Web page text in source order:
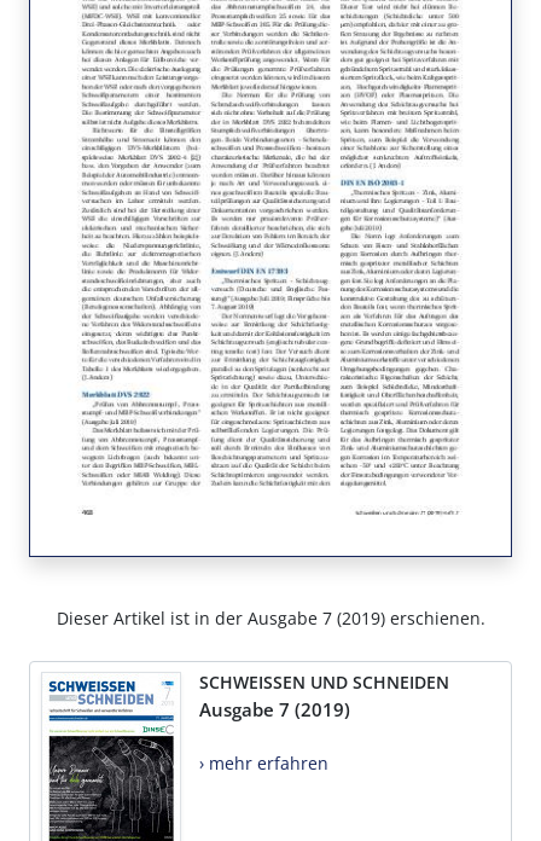
Dieser Artikel ist in der Ausgabe 7 (2019) erschienen.
SCHWEISSEN UND SCHNEIDEN
Ausgabe 7 (2019)
› mehr erfahren